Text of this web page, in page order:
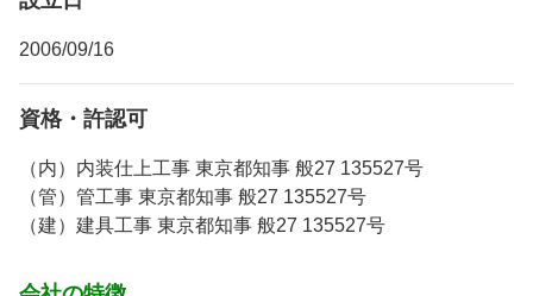
2006/09/16
資格・許認可
（内）内装仕上工事 東京都知事 般27 135527号
（管）管工事 東京都知事 般27 135527号
（建）建具工事 東京都知事 般27 135527号